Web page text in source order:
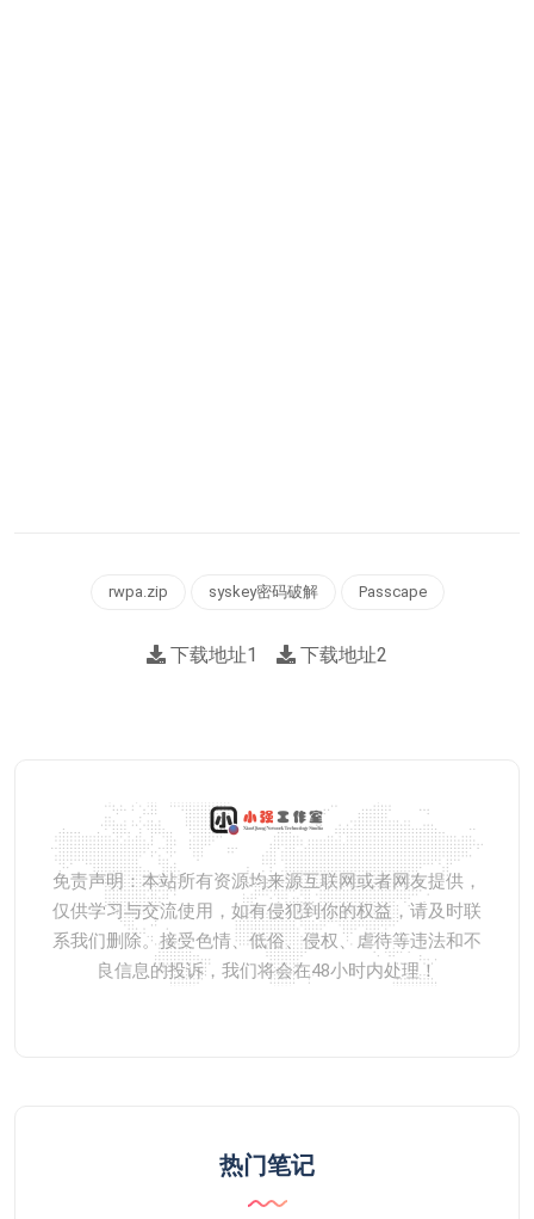
rwpa.zip syskey密码破解 Passcape
下载地址1 下载地址2
免责声明：本站所有资源均来源互联网或者网友提供，
仅供学习与交流使用，如有侵犯到你的权益，请及时联
系我们删除。接受色情、低俗、侵权、虐待等违法和不
良信息的投诉，我们将会在48小时内处理！
热门笔记